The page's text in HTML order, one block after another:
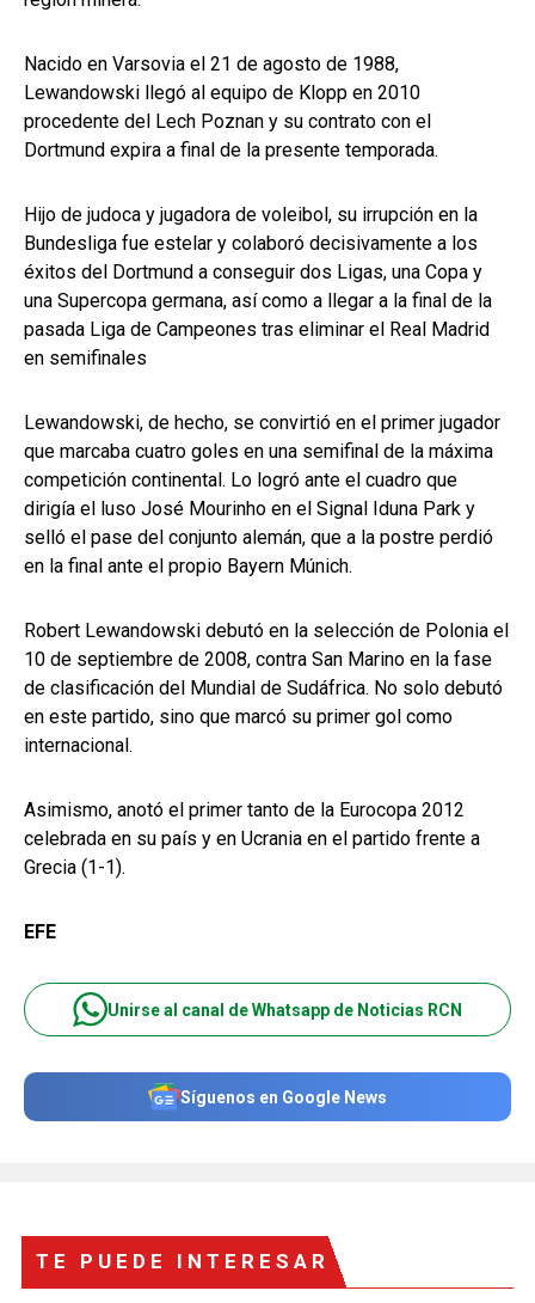
Nacido en Varsovia el 21 de agosto de 1988,
Lewandowski llegó al equipo de Klopp en 2010
procedente del Lech Poznan y su contrato con el
Dortmund expira a final de la presente temporada.
Hijo de judoca y jugadora de voleibol, su irrupción en la
Bundesliga fue estelar y colaboró decisivamente a los
éxitos del Dortmund a conseguir dos Ligas, una Copa y
una Supercopa germana, así como a llegar a la final de la
pasada Liga de Campeones tras eliminar el Real Madrid
en semifinales
Lewandowski, de hecho, se convirtió en el primer jugador
que marcaba cuatro goles en una semifinal de la máxima
competición continental. Lo logró ante el cuadro que
dirigía el luso José Mourinho en el Signal Iduna Park y
selló el pase del conjunto alemán, que a la postre perdió
en la final ante el propio Bayern Múnich.
Robert Lewandowski debutó en la selección de Polonia el
10 de septiembre de 2008, contra San Marino en la fase
de clasificación del Mundial de Sudáfrica. No solo debutó
en este partido, sino que marcó su primer gol como
internacional.
Asimismo, anotó el primer tanto de la Eurocopa 2012
celebrada en su país y en Ucrania en el partido frente a
Grecia (1-1).
EFE
Unirse al canal de Whatsapp de Noticias RCN
Síguenos en Google News
TE PUEDE INTERESAR